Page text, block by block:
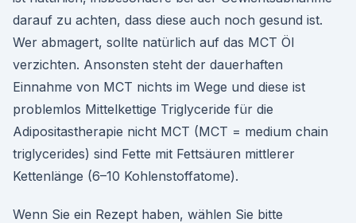
darauf zu achten, dass diese auch noch gesund ist.
Wer abmagert, sollte natürlich auf das MCT Öl
verzichten. Ansonsten steht der dauerhaften
Einnahme von MCT nichts im Wege und diese ist
problemlos Mittelkettige Triglyceride für die
Adipositastherapie nicht MCT (MCT = medium chain
triglycerides) sind Fette mit Fettsäuren mittlerer
Kettenlänge (6–10 Kohlenstoffatome).
Wenn Sie ein Rezept haben, wählen Sie bitte